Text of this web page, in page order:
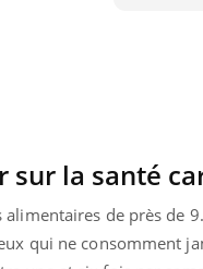
sur la santé
alimentaires de près de
qui ne consomment